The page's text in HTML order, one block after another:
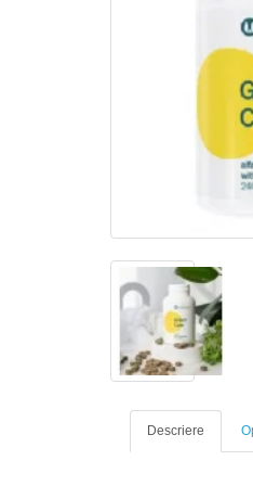
Descriere